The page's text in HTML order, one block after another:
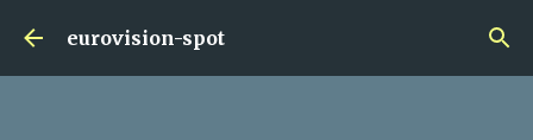
Ir al contenido principal
eurovision-spot